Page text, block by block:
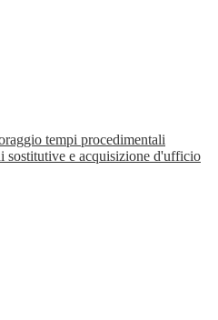
tempi procedimentali
sostitutive e acquisizione d'ufficio